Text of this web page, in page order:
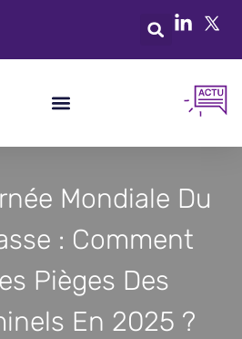
Mondiale Du
: Comment
Pièges Des
En 2025 ?